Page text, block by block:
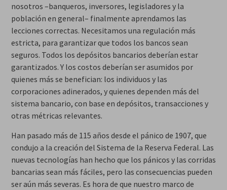
nosotros –banqueros, inversores, legisladores y la
población en general– finalmente aprendamos las
lecciones correctas. Necesitamos una regulación más
estricta, para garantizar que todos los bancos sean
seguros. Todos los depósitos bancarios deberían estar
garantizados. Y los costos deberían ser asumidos por
quienes más se benefician: los individuos y las
corporaciones adinerados, y quienes dependen más del
sistema bancario, con base en depósitos, transacciones y
otras métricas relevantes.
Han pasado más de 115 años desde el pánico de 1907, que
condujo a la creación del Sistema de la Reserva Federal. Las
nuevas tecnologías han hecho que los pánicos y las corridas
bancarias sean más fáciles, pero las consecuencias pueden
ser aún más severas. Es hora de que nuestro marco de